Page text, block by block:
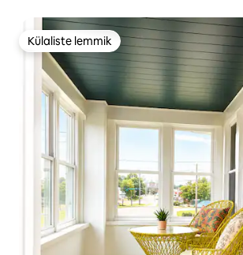
Külaliste lemmik
Külaliste lemmik